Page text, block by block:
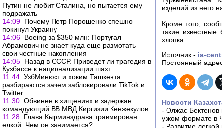
Путин не любит Сталина, но пытается ему
подражать
14:09 Почему Петр Порошенко спешно
покинул Украину
14:06 Boeing за $350 млн: Португал
Абрамович не знает куда еще размотать
свои честные накопления
14:05 Назад в СССР. Приведет ли трагедия в
Кузбассе к национализации шахт
11:44 УзбМинюст и хоким Ташкента
разбираются зачем заблокировали TikTok и
Twitter
11:30 Обвинен в хищениях и задержан
командующий ВВ МВД Киргизии Кенжекулов
11:28 Глава Кырминздрава травмирован...
елкой. Чем он занимается?
изделий из него
Кроме того,
такие известные
хлопка.
Источник - ia-
Постоянный
Новости
- Олжас Бектенов
узком формате в
- Развитие